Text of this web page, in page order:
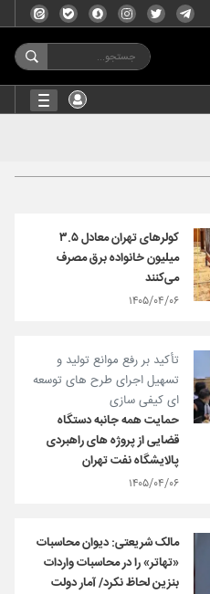
کولر‌های تهران معادل ۳.۵
میلیون خانواده برق مصرف
می‌کنند
۱۴۰۵/۰۴/۰۶
تأکید بر رفع موانع تولید و
تسهیل اجرای طرح‌ های توسعه
‌ای کیفی سازی
حمایت همه جانبه دستگاه
قضایی از پروژه‌ های راهبردی
پالایشگاه نفت تهران
۱۴۰۵/۰۴/۰۶
مالک شریعتی: دیوان محاسبات
«تهاتر» را در محاسبات واردات
بنزین لحاظ نکرد/ آمار دولت